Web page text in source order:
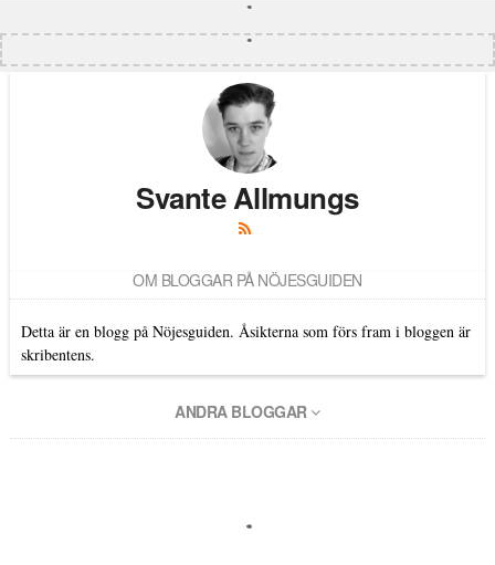
Svante Allmungs
OM BLOGGAR PÅ NÖJESGUIDEN
Detta är en blogg på Nöjesguiden. Åsikterna som förs fram i bloggen är
skribentens.
ANDRA BLOGGAR